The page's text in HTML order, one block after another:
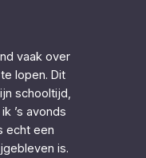
vaak over
lopen. Dit
schooltijd,
’s avonds
echt een
is.